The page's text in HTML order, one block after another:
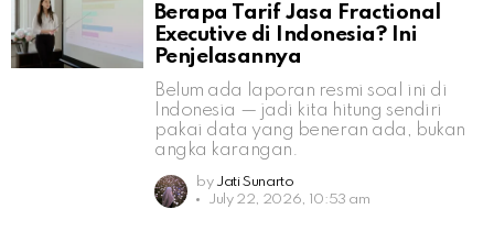
Berapa Tarif Jasa Fractional
Executive di Indonesia? Ini
Penjelasannya
Belum ada laporan resmi soal ini di
Indonesia — jadi kita hitung sendiri
pakai data yang beneran ada, bukan
angka karangan.
by Jati Sunarto
July 22, 2026, 10:53 am